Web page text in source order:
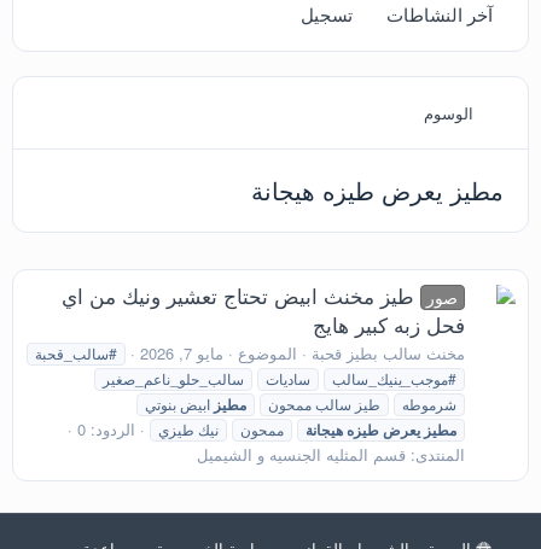
آخر النشاطات تسجيل
الوسوم
مطيز يعرض طيزه هيجانة
صور
طيز مخنث ابيض تحتاج تعشير ونيك من اي
فحل زبه كبير هايج
مخنث سالب بطيز قحبة الموضوع مايو 7, 2026
#سالب_قحبة
#موجب_ينيك_سالب
ساديات
سالب_حلو_ناعم_صغير
شرموطه
طيز سالب ممحون مطيز ابيض بنوتي
مطيز يعرضطيزههيجانة ممحون نيك طيزي
الردود: 0
المنتدى: قسم المثليه الجنسيه و الشيميل